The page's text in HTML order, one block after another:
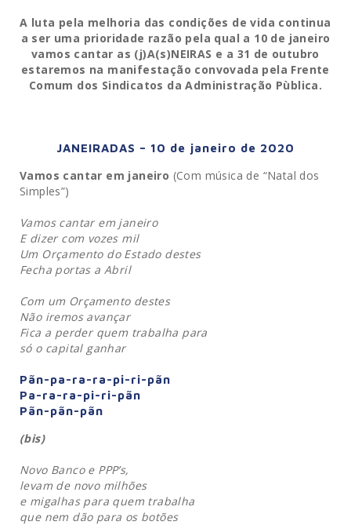
A luta pela melhoria das condições de vida continua
a ser uma prioridade razão pela qual a 10 de janeiro
vamos cantar as (j)A(s)NEIRAS e a 31 de outubro
estaremos na manifestação convovada pela Frente
Comum dos Sindicatos da Administração Pùblica.
JANEIRADAS – 10 de janeiro de 2020
Vamos cantar em janeiro (Com música de “Natal dos
Simples”)
Vamos cantar em janeiro
E dizer com vozes mil
Um Orçamento do Estado destes
Fecha portas a Abril
Com um Orçamento destes
Não iremos avançar
Fica a perder quem trabalha para
só o capital ganhar
Pãn-pa-ra-ra-pi-ri-pãn
Pa-ra-ra-pi-ri-pãn
Pãn-pãn-pãn
(bis)
Novo Banco e PPP’s,
levam de novo milhões
e migalhas para quem trabalha
que nem dão para os botões